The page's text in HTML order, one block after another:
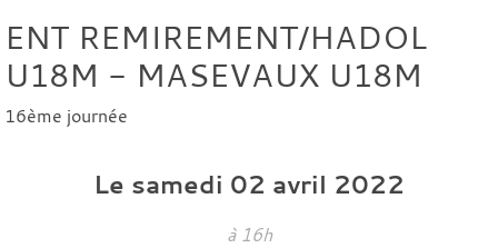
ENT REMIREMENT/HADOL
U18M - MASEVAUX U18M
16ème journée
Le samedi 02 avril 2022
à 16h